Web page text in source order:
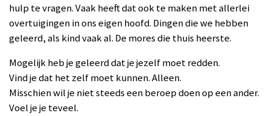
hulp te vragen. Vaak heeft dat ook te maken met allerlei
overtuigingen in ons eigen hoofd. Dingen die we hebben
geleerd, als kind vaak al. De mores die thuis heerste.
Mogelijk heb je geleerd dat je jezelf moet redden.
Vind je dat het zelf moet kunnen. Alleen.
Misschien wil je niet steeds een beroep doen op een ander.
Voel je je teveel.